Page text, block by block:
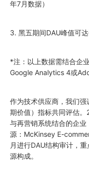
年7月数据）
3. 黑五期间DAU峰值可
*注：以上数据需结合企
Google Analytics 4或
作为技术供应商，我们
期价值）指标共同评估
与再营销系统结合的企
源：McKinsey E-
月进行DAU结构审计，
源构成。